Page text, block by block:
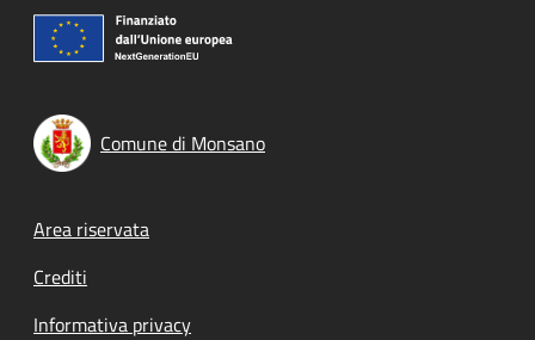
Comune di Monsano
Footer menu
Area riservata
Crediti
Informativa privacy